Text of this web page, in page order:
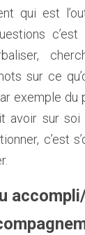
qui est
c’est
sur ce
exemple du
avoir sur soi
c’est